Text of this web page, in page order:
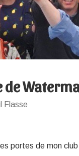
de
Flasse
portes de mon